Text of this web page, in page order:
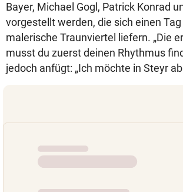
Bayer, Michael Gogl, Patrick Konrad
vorgestellt werden, die sich einen
malerische Traunviertel liefern. „Die
musst du zuerst deinen Rhythmus
jedoch anfügt: „Ich möchte in Steyr